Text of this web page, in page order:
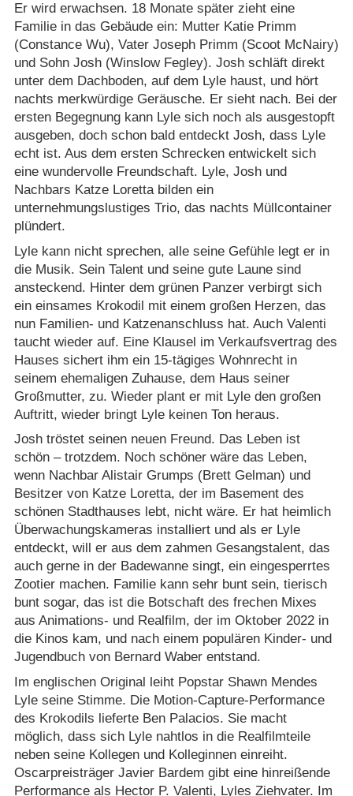
Er wird erwachsen. 18 Monate später zieht eine
Familie in das Gebäude ein: Mutter Katie Primm
(Constance Wu), Vater Joseph Primm (Scoot McNairy)
und Sohn Josh (Winslow Fegley). Josh schläft direkt
unter dem Dachboden, auf dem Lyle haust, und hört
nachts merkwürdige Geräusche. Er sieht nach. Bei der
ersten Begegnung kann Lyle sich noch als ausgestopft
ausgeben, doch schon bald entdeckt Josh, dass Lyle
echt ist. Aus dem ersten Schrecken entwickelt sich
eine wundervolle Freundschaft. Lyle, Josh und
Nachbars Katze Loretta bilden ein
unternehmungslustiges Trio, das nachts Müllcontainer
plündert.
Lyle kann nicht sprechen, alle seine Gefühle legt er in
die Musik. Sein Talent und seine gute Laune sind
ansteckend. Hinter dem grünen Panzer verbirgt sich
ein einsames Krokodil mit einem großen Herzen, das
nun Familien- und Katzenanschluss hat. Auch Valenti
taucht wieder auf. Eine Klausel im Verkaufsvertrag des
Hauses sichert ihm ein 15-tägiges Wohnrecht in
seinem ehemaligen Zuhause, dem Haus seiner
Großmutter, zu. Wieder plant er mit Lyle den großen
Auftritt, wieder bringt Lyle keinen Ton heraus.
Josh tröstet seinen neuen Freund. Das Leben ist
schön – trotzdem. Noch schöner wäre das Leben,
wenn Nachbar Alistair Grumps (Brett Gelman) und
Besitzer von Katze Loretta, der im Basement des
schönen Stadthauses lebt, nicht wäre. Er hat heimlich
Überwachungskameras installiert und als er Lyle
entdeckt, will er aus dem zahmen Gesangstalent, das
auch gerne in der Badewanne singt, ein eingesperrtes
Zootier machen. Familie kann sehr bunt sein, tierisch
bunt sogar, das ist die Botschaft des frechen Mixes
aus Animations- und Realfilm, der im Oktober 2022 in
die Kinos kam, und nach einem populären Kinder- und
Jugendbuch von Bernard Waber entstand.
Im englischen Original leiht Popstar Shawn Mendes
Lyle seine Stimme. Die Motion-Capture-Performance
des Krokodils lieferte Ben Palacios. Sie macht
möglich, dass sich Lyle nahtlos in die Realfilmteile
neben seine Kollegen und Kolleginnen einreiht.
Oscarpreisträger Javier Bardem gibt eine hinreißende
Performance als Hector P. Valenti, Lyles Ziehvater. Im